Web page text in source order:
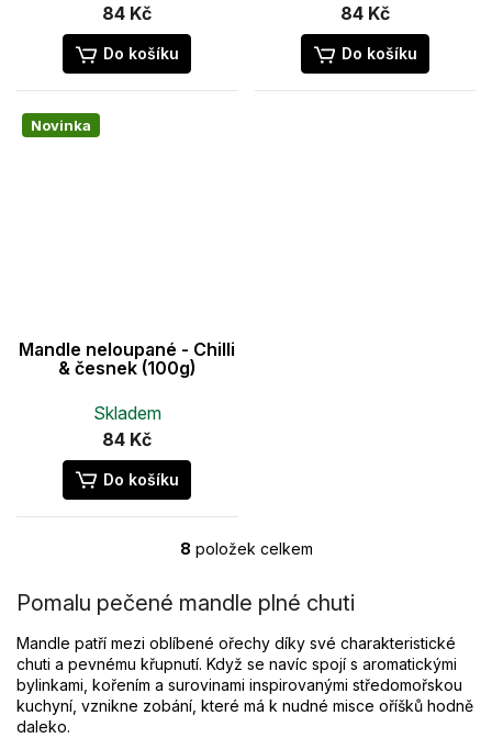
84 Kč
Do košíku
84 Kč
Do košíku
Novinka
Mandle neloupané - Chilli
& česnek (100g)
Skladem
84 Kč
Do košíku
O
l
d
a
c
í
8 položek celkem
Pomalu pečené mandle plné chuti
Mandle patří mezi oblíbené ořechy díky své charakteristické
chuti a pevnému křupnutí. Když se navíc spojí s aromatickými
bylinkami, kořením a surovinami inspirovanými středomořskou
kuchyní, vznikne zobání, které má k nudné misce oříšků hodně
daleko.